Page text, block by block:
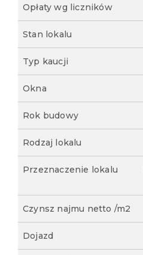
Opłaty wg liczników
Stan lokalu
Typ kaucji
Okna
Rok budowy
Rodzaj lokalu
Przeznaczenie lokalu
Czynsz najmu netto /m2
Dojazd